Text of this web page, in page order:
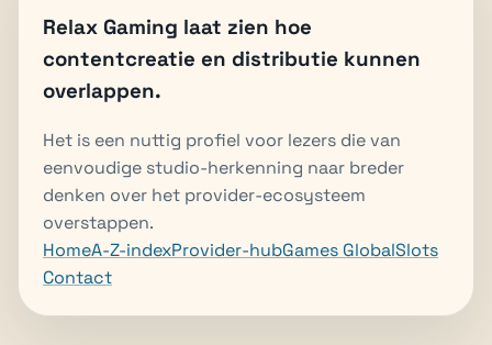
Relax Gaming laat zien hoe
contentcreatie en distributie kunnen
overlappen.
Het is een nuttig profiel voor lezers die van
eenvoudige studio-herkenning naar breder
denken over het provider-ecosysteem
overstappen.
HomeA-Z-indexProvider-hubGames GlobalSlots
Contact